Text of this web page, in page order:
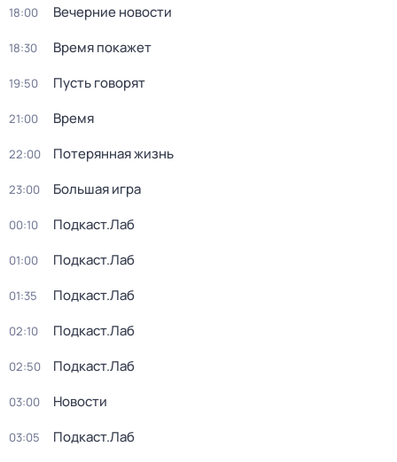
18:00 Вечерние новости
18:30 Время покажет
19:50 Пусть говорят
21:00 Время
22:00 Потерянная жизнь
23:00 Большая игра
00:10 Подкаст.Лаб
01:00 Подкаст.Лаб
01:35 Подкаст.Лаб
02:10 Подкаст.Лаб
02:50 Подкаст.Лаб
03:00 Новости
03:05 Подкаст.Лаб